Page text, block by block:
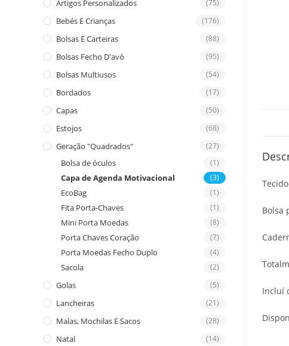
Artigos Personalizados (75)
Bebés E Crianças (176)
Bolsas E Carteiras (88)
Bolsas Fecho D'avó (95)
Bolsas Multiusos (54)
Bordados (17)
Capas (50)
Estojos (68)
Geração "Quadrados" (27)
Bolsa de óculos (1)
Capa de Agenda Motivacional (3)
EcoBag (1)
Fita Porta-Chaves (1)
Mini Porta Moedas (8)
Porta Chaves Coração (7)
Porta Moedas Fecho Duplo (4)
Sacola (2)
Golas (5)
Lancheiras (21)
Malas, Mochilas E Sacos (28)
Natal (14)
Bolsa
Incluí